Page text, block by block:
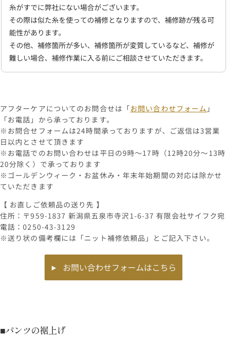
糸がすでに弊社にない場合がございます。
その際は似た糸を使っての補修となりますので、補修跡が残る可
能性があります。
その他、補修箇所が多い、補修箇所が変質しているなど、補修が
難しい場合、補修作業に入る前にご相談させていただきます。
アフターケアについてのお問合せは「お問い合わせフォーム 」
「お電話」から承っております。
※お問合せフォームは24時間承っておりますが、ご返信は3営業
日以内とさせて頂きます
※お電話でのお問い合わせは平日の9時～17時（12時20分～13時
20分除く）で承っております
※ゴールデンウィーク・お盆休み・年末年始期間の対応は除かせ
ていただきます
【 お直しご依頼品の送り先 】
住所：〒959-1837 新潟県五泉市寺沢1-6-37 有限会社サイフク宛
電話：0250-43-3129
※送り状の備考欄には「ニット補修依頼品」とご記入下さい。
お問い合わせフォームはこちら
■パンツの裾上げ